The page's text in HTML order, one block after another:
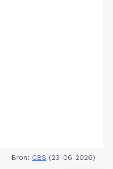
Bron: CBS (23-06-2026)